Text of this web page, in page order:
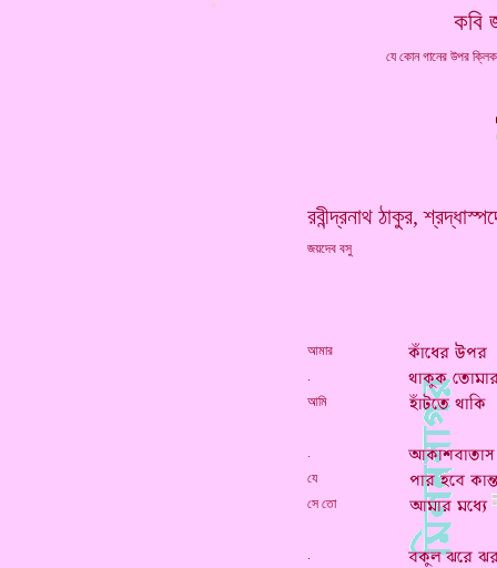
কবি
যে কোন গানের উপর
*
রবীন্দ্রনাথ ঠাকুর,
জয়দেব বসু
আমার
.
আমি
.
যে
সে তো
.